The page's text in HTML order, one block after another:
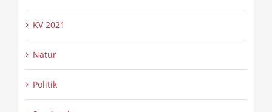
KV 2021
Natur
Politik